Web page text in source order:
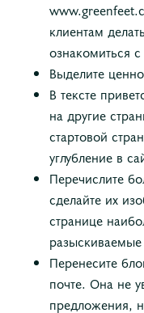
клиентам
ознакомиться
Выделите
В тексте
на другие
стартовой
углубление в
Перечислите
сделайте их
странице
Перенесите
почте. Она не
предложения,